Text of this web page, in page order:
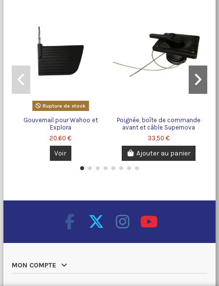
Rupture de stock
Gouvernail pour Wahoo et
Explora
20,60 €
Voir
Poignée, boîte de commande
avant et câble Supernova
33,50 €
Ajouter au panier
MON COMPTE